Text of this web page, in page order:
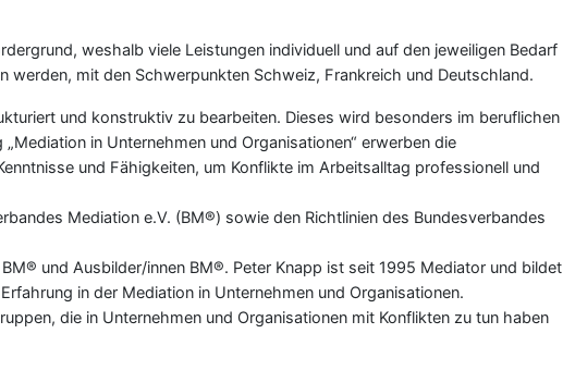
weshalb viele Leistungen individuell und auf den jeweiligen Bedarf
mit den Schwerpunkten Schweiz, Frankreich und Deutschland.
und konstruktiv zu bearbeiten. Dieses wird besonders im beruflichen
in Unternehmen und Organisationen“ erwerben die
und Fähigkeiten, um Konflikte im Arbeitsalltag professionell und
Mediation e.V. (BM®) sowie den Richtlinien des Bundesverbandes
und Ausbilder/innen BM®. Peter Knapp ist seit 1995 Mediator und bildet
in der Mediation in Unternehmen und Organisationen.
die in Unternehmen und Organisationen mit Konflikten zu tun haben